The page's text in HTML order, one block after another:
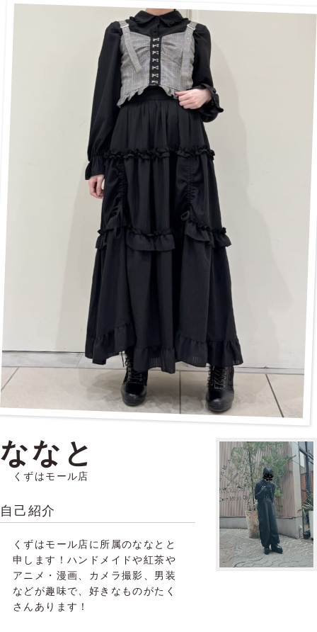
ななと
くずはモール店
自己紹介
くずはモール店に所属のななとと
申します！ハンドメイドや紅茶や
アニメ・漫画、カメラ撮影、男装
などが趣味で、好きなものがたく
さんあります！